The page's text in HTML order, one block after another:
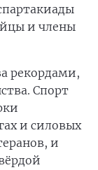
и члены
рекордами,
Спорт
и силовых
и